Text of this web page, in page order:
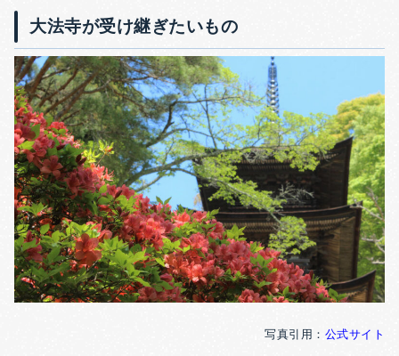
大法寺が受け継ぎたいもの
写真引用： 公式サイト